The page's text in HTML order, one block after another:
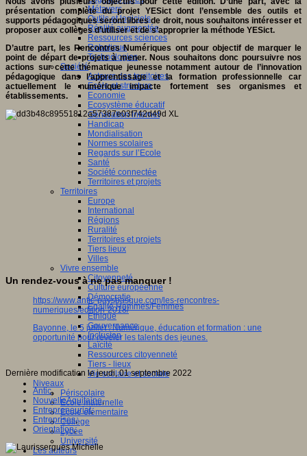
Métavers
Outils et logiciels
Réalité augmentée
Ressources sciences
Robotique
Technologies
Société
Acteurs des territoires
Ecole et structure
Economie
Ecosystème éducatif
Génération internet
Handicap
Mondialisation
Normes scolaires
Regards sur l’Ecole
Santé
Société connectée
Territoires et projets
Territoires
Europe
International
Régions
Ruralité
Territoires et projets
Tiers lieux
Villes
Vivre ensemble
Citoyenneté
Culture européenne
Démocratie
Egalité Hommes/Femmes
Ethique
Gouvernance
Inclusion
Laïcité
Ressources citoyenneté
Tiers - lieux
Vie scolaire et sociale
Niveaux
Périscolaire
Ecole maternelle
Ecole élémentaire
Collège
Lycée
Université
Les auteurs
présentation complète du projet YESict dont l’ensemble des outils et
supports pédagogiques seront libres de droit, nous souhaitons intéresser et
proposer aux collèges d’utiliser et de s’approprier la méthode YESict.
D’autre part, les Rencontres Numériques ont pour objectif de marquer le
point de départ de projets à mener. Nous souhaitons donc poursuivre nos
actions sur cette thématique jeunesse notamment autour de l’innovation
pédagogique dans l’apprentissage et la formation professionnelle car
actuellement le numérique impacte fortement ses organismes et
établissements.
Un rendez-vous à ne pas manquer !
https://www.antic-paysbasque.com/les-rencontres-
numeriques/edition-2018/
Bayonne, le 5 juillet : Numérique, éducation et formation : une
opportunité pour révéler les talents des jeunes.
Dernière modification le jeudi, 01 septembre 2022
Antic,
NouvelleAquitaine,
Entrepreneuriat,
Entreprises,
Orientation,